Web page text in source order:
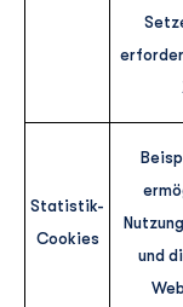
Statistik-
Cookies
und